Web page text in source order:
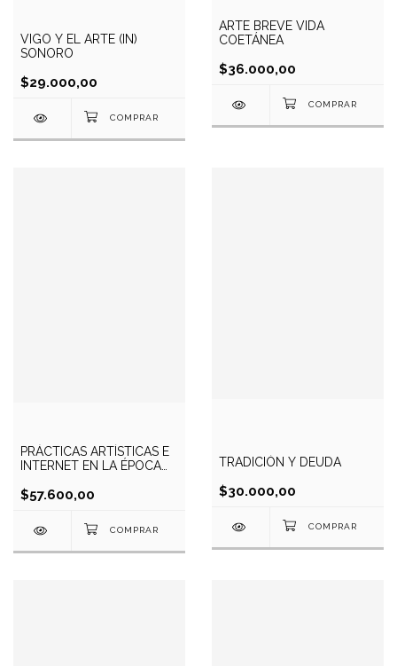
VIGO Y EL ARTE (IN)
SONORO
$29.000,00
ARTE BREVE VIDA
COETÁNEA
$36.000,00
PRÁCTICAS ARTÍSTICAS E
INTERNET EN LA ÉPOCA
$57.600,00
TRADICIÓN Y DEUDA
$30.000,00